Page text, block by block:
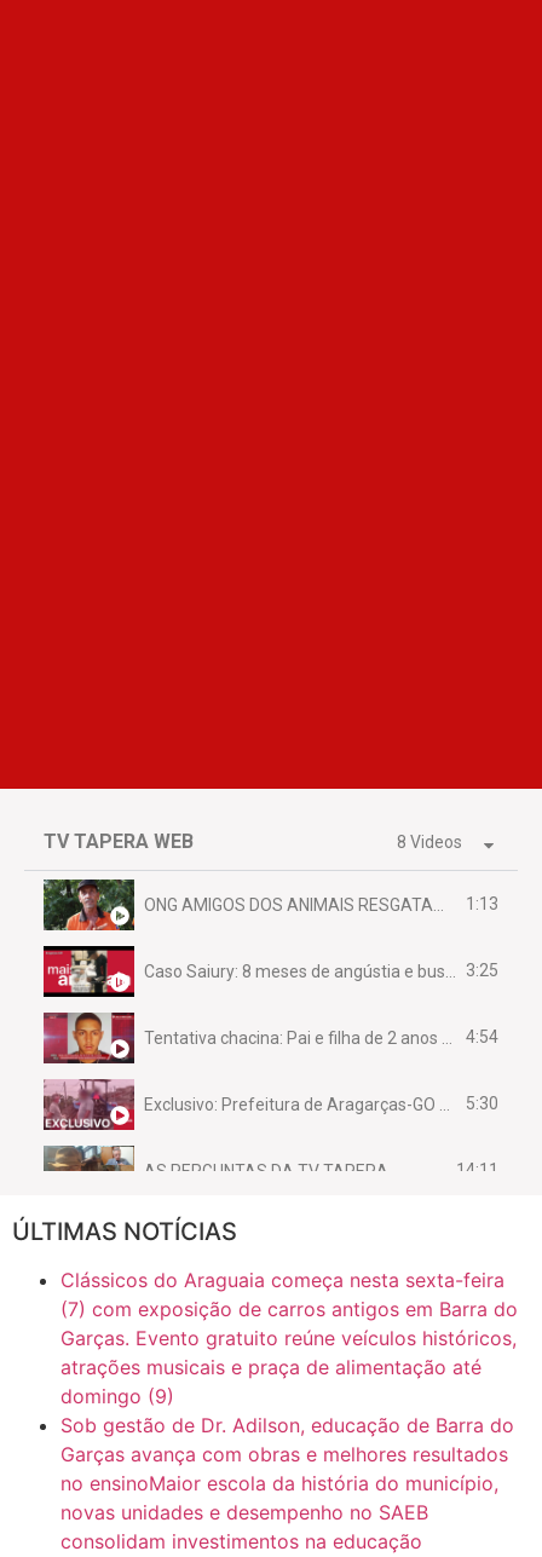
TV TAPERA WEB 8 Videos
1:13
3:25
4:54
5:30
AS PERGUNTAS DA TV TAPERA 14:11
CASO SAIURY - SEM CORTES
Mini Ginásio de Aragarças- Só a bo$ta 6:31
ARAGARÇAS: Uma das obras que não tem prioridade 7:10
ÚLTIMAS NOTÍCIAS
Clássicos do Araguaia começa nesta sexta-feira
(7) com exposição de carros antigos em Barra do
Garças. Evento gratuito reúne veículos históricos,
atrações musicais e praça de alimentação até
domingo (9)
Sob gestão de Dr. Adilson, educação de Barra do
Garças avança com obras e melhores resultados
no ensinoMaior escola da história do município,
novas unidades e desempenho no SAEB
consolidam investimentos na educação